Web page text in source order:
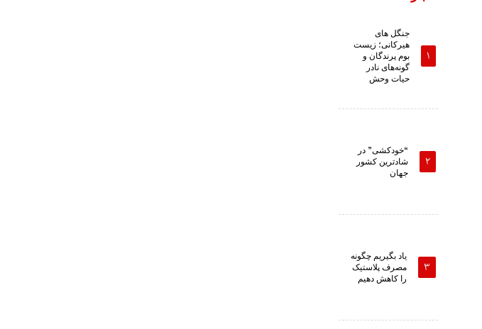
جنگل های
هیرکانی؛ زیست
بوم پرندگان و
گونه‌های نادر
حیات وحش
“خودکشی” در
شادترین کشور
جهان
یاد بگیریم چگونه
مصرف پلاستیک
را کاهش دهیم